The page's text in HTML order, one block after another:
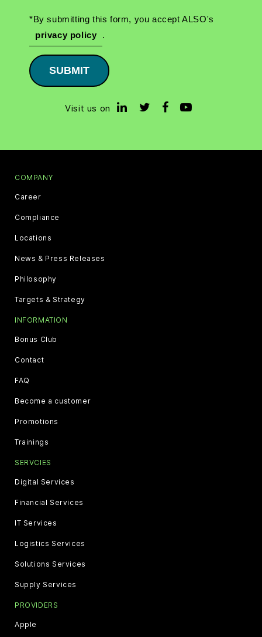
*By submitting this form, you accept ALSO's
privacy policy
.
SUBMIT
Visit us on
COMPANY
Career
Compliance
Locations
News & Press Releases
Philosophy
Targets & Strategy
INFORMATION
Bonus Club
Contact
FAQ
Become a customer
Promotions
Trainings
SERVCIES
Digital Services
Financial Services
IT Services
Logistics Services
Solutions Services
Supply Services
PROVIDERS
Apple